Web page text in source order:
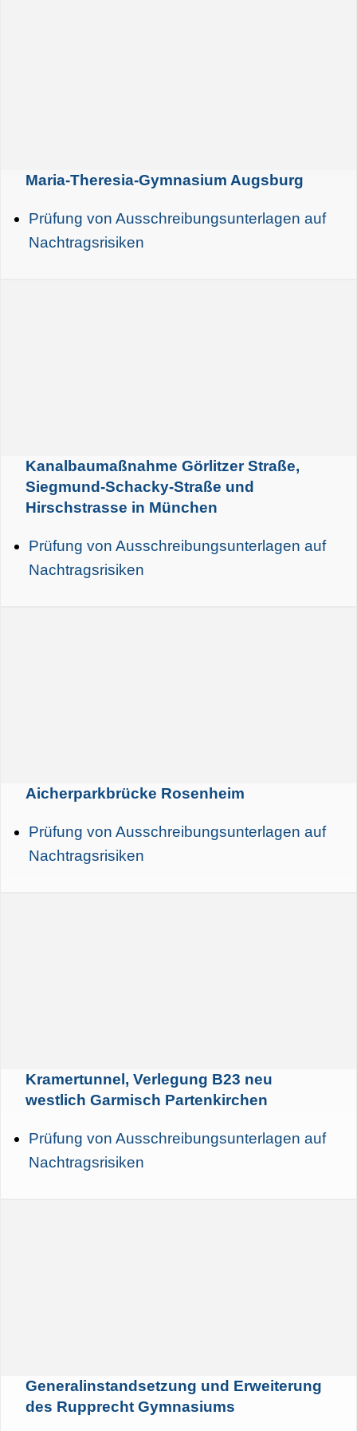
Maria-Theresia-Gymnasium Augsburg
Prüfung von Ausschreibungsunterlagen auf
Nachtragsrisiken
Kanalbaumaßnahme Görlitzer Straße,
Siegmund-Schacky-Straße und
Hirschstrasse in München
Prüfung von Ausschreibungsunterlagen auf
Nachtragsrisiken
Aicherparkbrücke Rosenheim
Prüfung von Ausschreibungsunterlagen auf
Nachtragsrisiken
Kramertunnel, Verlegung B23 neu
westlich Garmisch Partenkirchen
Prüfung von Ausschreibungsunterlagen auf
Nachtragsrisiken
Generalinstandsetzung und Erweiterung
des Rupprecht Gymnasiums